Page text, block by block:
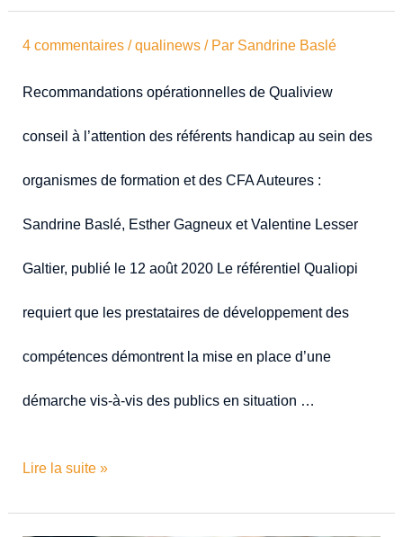
4 commentaires /qualinews / Par Sandrine Baslé
Recommandations opérationnelles de Qualiview
conseil à l’attention des référents handicap au sein des
organismes de formation et des CFA Auteures :
Sandrine Baslé, Esther Gagneux et Valentine Lesser
Galtier, publié le 12 août 2020 Le référentiel Qualiopi
requiert que les prestataires de développement des
compétences démontrent la mise en place d’une
démarche vis-à-vis des publics en situation …
Lire la suite »